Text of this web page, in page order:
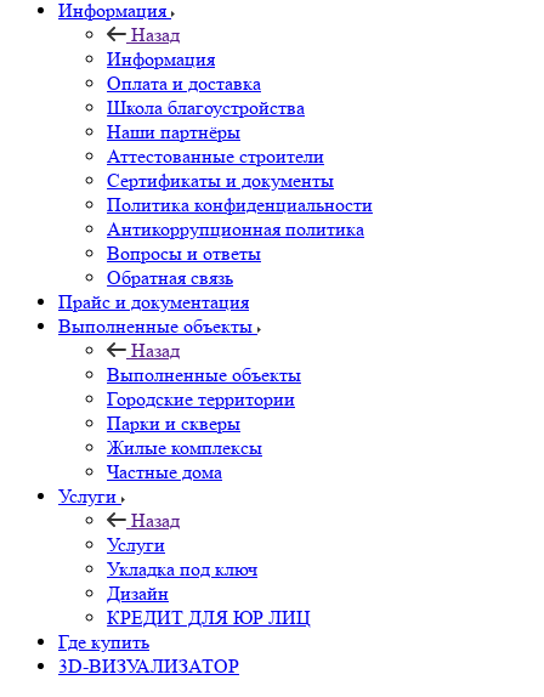
Информация
Назад
Информация
Оплата и доставка
Школа благоустройства
Наши партнёры
Аттестованные строители
Сертификаты и документы
Политика конфиденциальности
Антикоррупционная политика
Вопросы и ответы
Обратная связь
Прайс и документация
Выполненные объекты
Назад
Выполненные объекты
Городские территории
Парки и скверы
Жилые комплексы
Частные дома
Услуги
Назад
Услуги
Укладка под ключ
Дизайн
КРЕДИТ ДЛЯ ЮР ЛИЦ
Где купить
3D-ВИЗУАЛИЗАТОР